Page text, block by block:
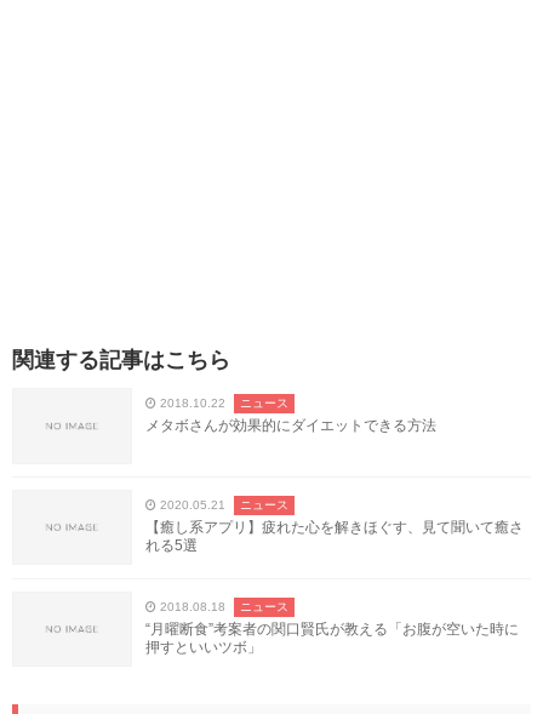
関連する記事はこちら
2018.10.22 ニュース
メタボさんが効果的にダイエットできる方法
2020.05.21 ニュース
【癒し系アプリ】疲れた心を解きほぐす、見て聞いて癒さ
れる5選
2018.08.18 ニュース
“月曜断食”考案者の関口賢氏が教える「お腹が空いた時に
押すといいツボ」